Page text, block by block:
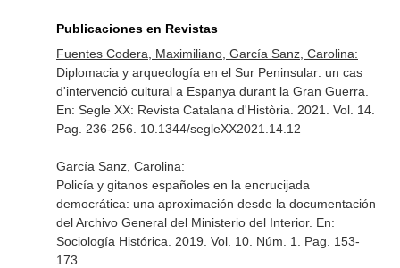
Publicaciones en Revistas
Fuentes Codera, Maximiliano, García Sanz, Carolina:
Diplomacia y arqueología en el Sur Peninsular: un cas
d'intervenció cultural a Espanya durant la Gran Guerra.
En: Segle XX: Revista Catalana d'Història . 2021. Vol. 14.
Pag. 236-256. 10.1344/segleXX2021.14.12
García Sanz, Carolina:
Policía y gitanos españoles en la encrucijada
democrática: una aproximación desde la documentación
del Archivo General del Ministerio del Interior. En:
Sociología Histórica . 2019. Vol. 10. Núm. 1. Pag. 153-
173